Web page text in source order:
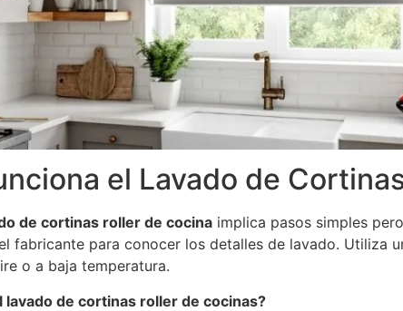
el Lavado de
de cortinas roller de cocina implica pasos simples
fabricante para conocer los detalles de lavado. Utiliza
o a baja temperatura.
lavado de cortinas roller de cocinas?